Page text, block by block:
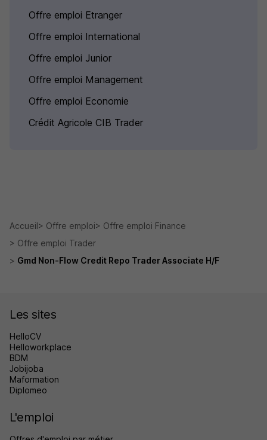
Offre emploi Etranger
Offre emploi International
Offre emploi Junior
Offre emploi Management
Offre emploi Economie
Crédit Agricole CIB Trader
Accueil Offre emploi
Offre emploi Finance
Offre emploi Trader
Gmd Non-Flow Credit Repo Trader Associate H/F
Les sites
HelloCV
Helloworkplace
BDM
Jobijoba
Maformation
Diplomeo
L'emploi